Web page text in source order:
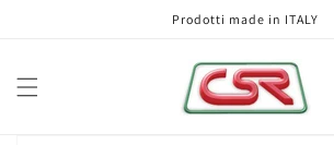
Prodotti made in ITALY